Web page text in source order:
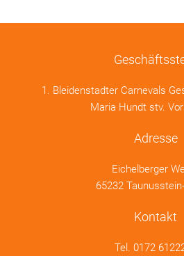
1. Bleidenstadter Carnevals
Maria Hundt stv.
Adresse
Eichelberger
65232
Kontakt
Tel. 0172